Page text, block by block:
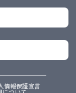
情報保護宣言